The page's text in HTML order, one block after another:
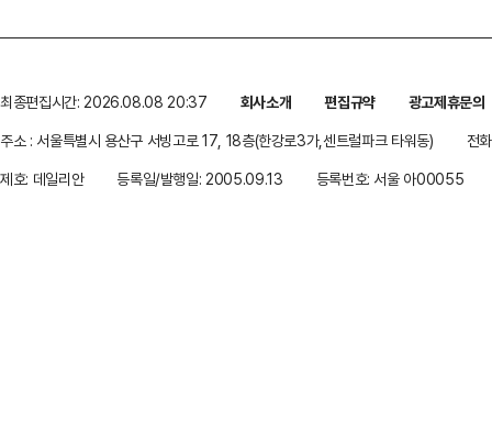
최종편집시간: 2026.08.08 20:37 회사소개 편집규약
광고제휴문의
주소 : 서울특별시 용산구 서빙고로 17, 18층(한강로3가,센트럴파크 타워동)
전
제호: 데일리안
등록일/발행일: 2005.09.13 등록번호: 서울 아00055